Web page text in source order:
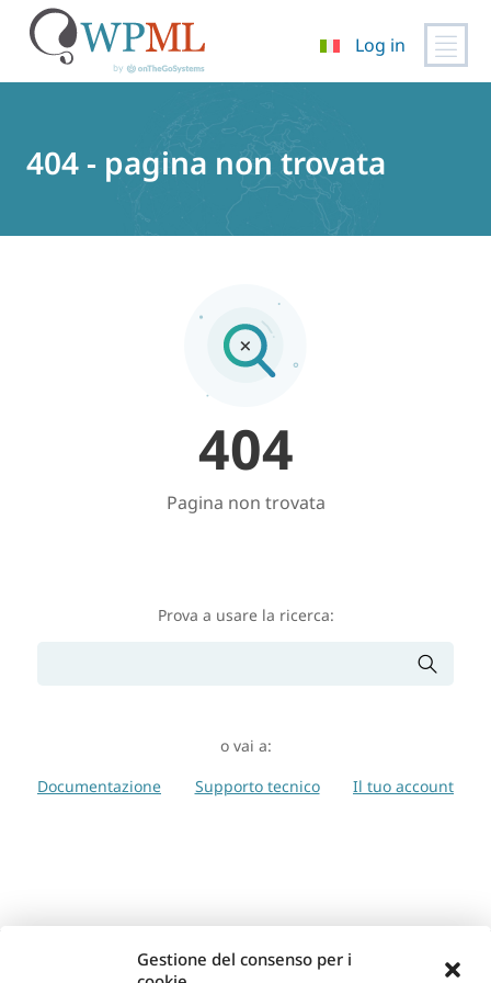
Gestione del consenso per i
Log in
404 - pagina non trovata
404
Pagina non trovata
Prova a usare la ricerca:
o vai a:
Documentazione
Supporto tecnico Il tuo account